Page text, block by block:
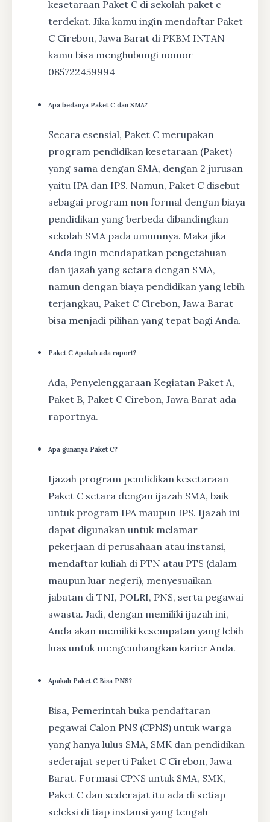
kesetaraan Paket C di sekolah paket c
terdekat. Jika kamu ingin mendaftar Paket
C Cirebon, Jawa Barat di PKBM INTAN
kamu bisa menghubungi nomor
085722459994
Apa bedanya Paket C dan SMA?
Secara esensial, Paket C merupakan
program pendidikan kesetaraan (Paket)
yang sama dengan SMA, dengan 2 jurusan
yaitu IPA dan IPS. Namun, Paket C disebut
sebagai program non formal dengan biaya
pendidikan yang berbeda dibandingkan
sekolah SMA pada umumnya. Maka jika
Anda ingin mendapatkan pengetahuan
dan ijazah yang setara dengan SMA,
namun dengan biaya pendidikan yang lebih
terjangkau, Paket C Cirebon, Jawa Barat
bisa menjadi pilihan yang tepat bagi Anda.
Paket C Apakah ada raport?
Ada, Penyelenggaraan Kegiatan Paket A,
Paket B, Paket C Cirebon, Jawa Barat ada
raportnya.
Apa gunanya Paket C?
Ijazah program pendidikan kesetaraan
Paket C setara dengan ijazah SMA, baik
untuk program IPA maupun IPS. Ijazah ini
dapat digunakan untuk melamar
pekerjaan di perusahaan atau instansi,
mendaftar kuliah di PTN atau PTS (dalam
maupun luar negeri), menyesuaikan
jabatan di TNI, POLRI, PNS, serta pegawai
swasta. Jadi, dengan memiliki ijazah ini,
Anda akan memiliki kesempatan yang lebih
luas untuk mengembangkan karier Anda.
Apakah Paket C Bisa PNS?
Bisa, Pemerintah buka pendaftaran
pegawai Calon PNS (CPNS) untuk warga
yang hanya lulus SMA, SMK dan pendidikan
sederajat seperti Paket C Cirebon, Jawa
Barat. Formasi CPNS untuk SMA, SMK,
Paket C dan sederajat itu ada di setiap
seleksi di tiap instansi yang tengah